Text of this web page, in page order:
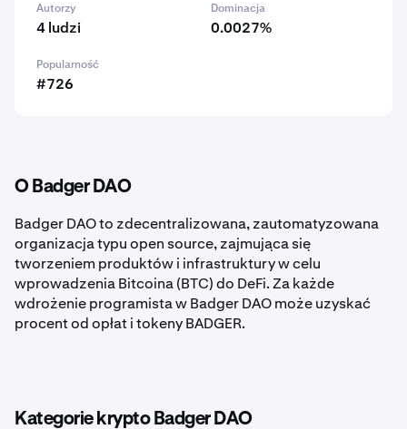
Autorzy
4 ludzi
Dominacja
0.0027%
Popularność
#726
O Badger DAO
Badger DAO to zdecentralizowana, zautomatyzowana
organizacja typu open source, zajmująca się
tworzeniem produktów i infrastruktury w celu
wprowadzenia Bitcoina (BTC) do DeFi. Za każde
wdrożenie programista w Badger DAO może uzyskać
procent od opłat i tokeny BADGER.
Kategorie krypto Badger DAO